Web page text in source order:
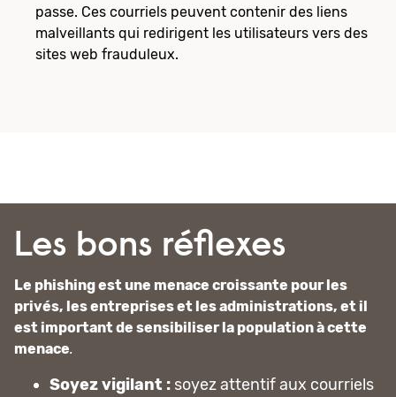
passe. Ces courriels peuvent contenir des liens
malveillants qui redirigent les utilisateurs vers des
sites web frauduleux.
Les bons réflexes
Le phishing est une menace croissante pour les
privés, les entreprises et les administrations, et il
est important de sensibiliser la population à cette
menace.
Soyez vigilant : soyez attentif aux courriels